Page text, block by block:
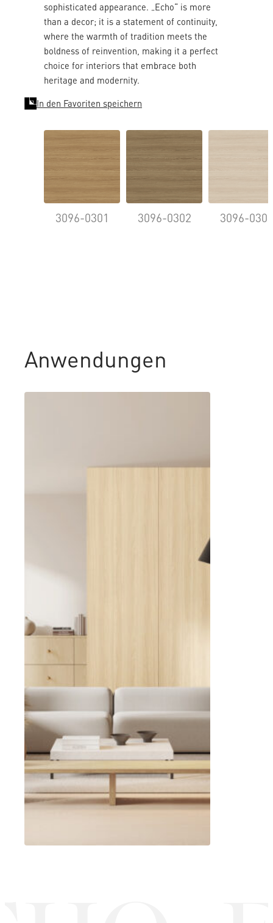
sophisticated appearance. „Echo“ is more
than a decor; it is a statement of continuity,
where the warmth of tradition meets the
boldness of reinvention, making it a perfect
choice for interiors that embrace both
heritage and modernity.
In den Favoriten speichern
3096-0301 3096-0302 3096-0303
Anwendungen